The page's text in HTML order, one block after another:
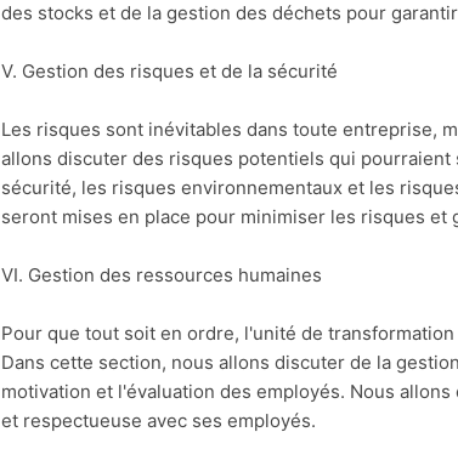
des stocks et de la gestion des déchets pour
V. Gestion des risques et de la sécurité
Les risques sont inévitables dans toute entreprise,
allons discuter des risques potentiels qui
sécurité, les risques environnementaux et les
seront mises en place pour minimiser les risques et
VI. Gestion des ressources humaines
Pour que tout soit en ordre, l'unité de
Dans cette section, nous allons discuter de la
motivation et l'évaluation des employés. Nous
et respectueuse avec ses employés.